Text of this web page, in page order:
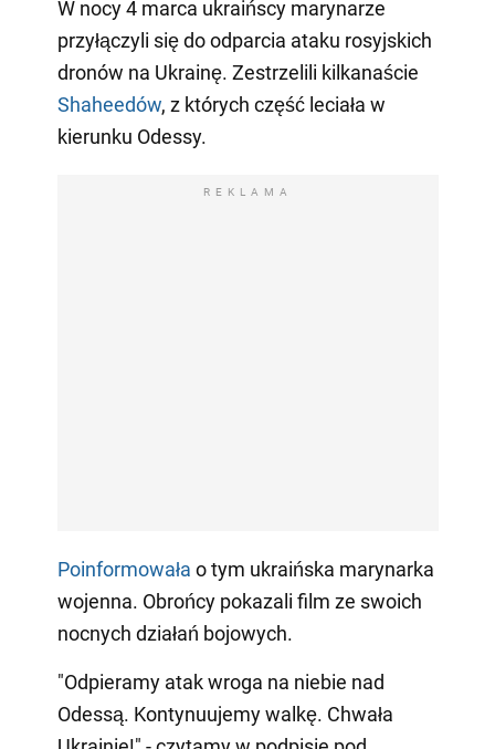
W nocy 4 marca ukraińscy marynarze
przyłączyli się do odparcia ataku rosyjskich
dronów na Ukrainę. Zestrzelili kilkanaście
Shaheedów, z których część leciała w
kierunku Odessy.
REKLAMA
Poinformowała o tym ukraińska marynarka
wojenna. Obrońcy pokazali film ze swoich
nocnych działań bojowych.
"Odpieramy atak wroga na niebie nad
Odessą. Kontynuujemy walkę. Chwała